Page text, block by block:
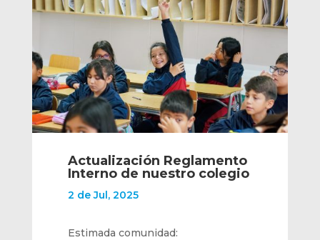
Actualización Reglamento
Interno de nuestro colegio
2 de Jul, 2025
Estimada comunidad: